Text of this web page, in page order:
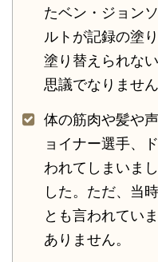
たベン・ジョン
ルトが記録の塗
塗り替えられな
思議でなりません
体の筋肉や髪や
ョイナー選手、
われてしまいま
した。ただ、当
とも言われてい
ありません。